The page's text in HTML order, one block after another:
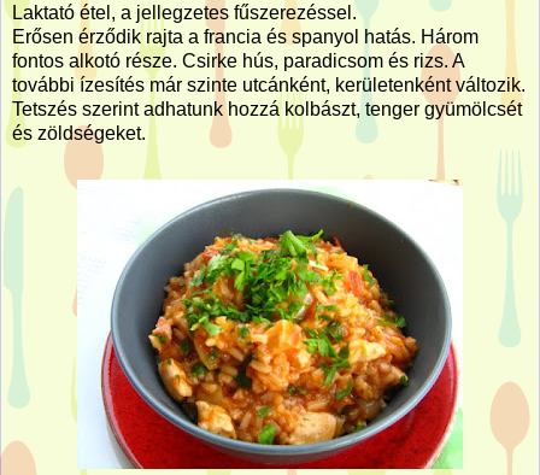
Laktató étel, a jellegzetes fűszerezéssel.
Erősen érződik rajta a francia és spanyol hatás. Három
fontos alkotó része. Csirke hús, paradicsom és rizs. A
további ízesítés már szinte utcánként, kerületenként változik.
Tetszés szerint adhatunk hozzá kolbászt, tenger gyümölcsét
és zöldségeket.